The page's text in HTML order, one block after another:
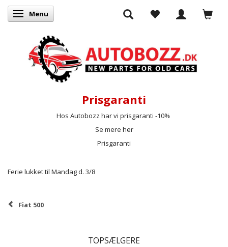
Skifte navigation
Menu
Prisgaranti
Hos Autobozz har vi prisgaranti -10%
Se mere her
Prisgaranti
Ferie lukket til Mandag d. 3/8
Fiat 500
TOPSÆLGERE